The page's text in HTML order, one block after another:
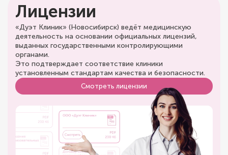
Лицензии
«Дуэт Клиник» (Новосибирск) ведёт медицинскую
деятельность на основании официальных лицензий,
выданных государственными контролирующими
органами.
Это подтверждает соответствие клиники
установленным стандартам качества и безопасности.
Смотреть лицензии